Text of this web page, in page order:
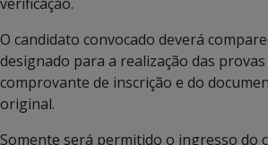
O candidato convocado deverá
designado para a realização das
comprovante de inscrição e do
original.
Somente será permitido o ingresso do